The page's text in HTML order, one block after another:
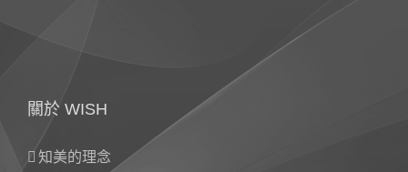
關於 WISH
知美的理念